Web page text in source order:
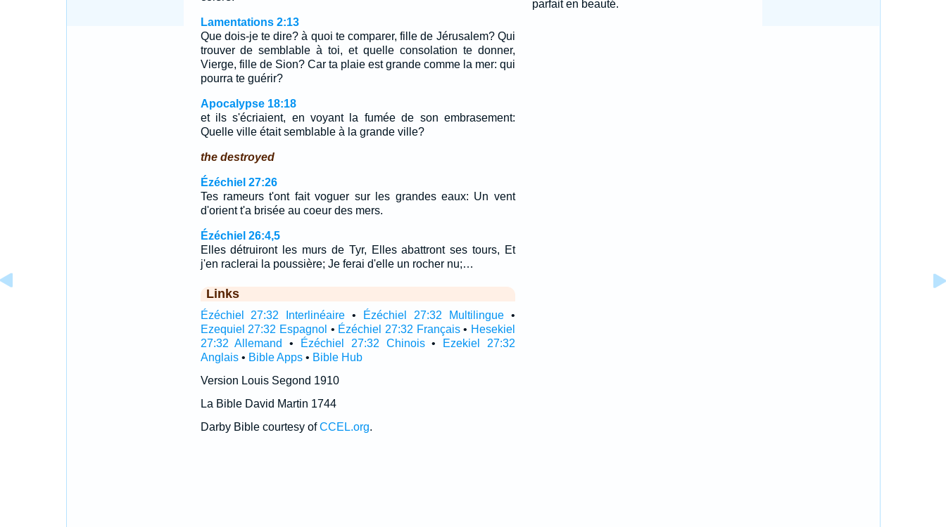
Lamentations 2:13
Que dois-je te dire? à quoi te comparer, fille de Jérusalem? Qui
trouver de semblable à toi, et quelle consolation te donner,
Vierge, fille de Sion? Car ta plaie est grande comme la mer: qui
pourra te guérir?
Apocalypse 18:18
et ils s'écriaient, en voyant la fumée de son embrasement:
Quelle ville était semblable à la grande ville?
the destroyed
Ézéchiel 27:26
Tes rameurs t'ont fait voguer sur les grandes eaux: Un vent
d'orient t'a brisée au coeur des mers.
Ézéchiel 26:4,5
Elles détruiront les murs de Tyr, Elles abattront ses tours, Et
j'en raclerai la poussière; Je ferai d'elle un rocher nu;…
Links
Ézéchiel 27:32 Interlinéaire • Ézéchiel 27:32 Multilingue •
Ezequiel 27:32 Espagnol • Ézéchiel 27:32 Français• Hesekiel
27:32 Allemand
• Ézéchiel 27:32 Chinois•
Ezekiel 27:32
Anglais• Bible Apps• Bible Hub
Version Louis Segond 1910
La Bible David Martin 1744
Darby Bible courtesy ofCCEL.org.
parfait en beauté.